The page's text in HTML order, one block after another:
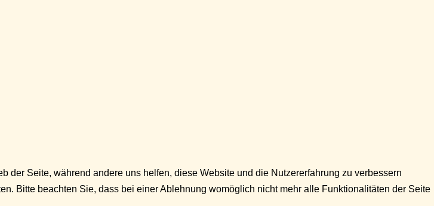
Seite, während andere uns helfen, diese Website und die Nutzererfahrung zu verbessern
Bitte beachten Sie, dass bei einer Ablehnung womöglich nicht mehr alle Funktionalitäten der Seite